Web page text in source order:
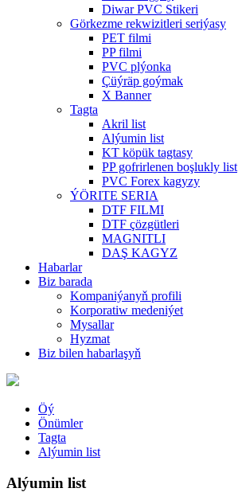
Diwar PVC Stikeri
Görkezme rekwizitleri seriýasy
PET filmi
PP filmi
PVC plýonka
Çüýräp goýmak
X Banner
Tagta
Akril list
Alýumin list
KT köpük tagtasy
PP gofrirlenen boşlukly list
PVC Forex kagyzy
ÝÖRITE SERIA
DTF FILMI
DTF çözgütleri
MAGNITLI
DAŞ KAGYZ
Habarlar
Biz barada
Kompaniýanyň profili
Korporatiw medeniýet
Mysallar
Hyzmat
Biz bilen habarlaşyň
Öý
Önümler
Tagta
Alýumin list
Alýumin list